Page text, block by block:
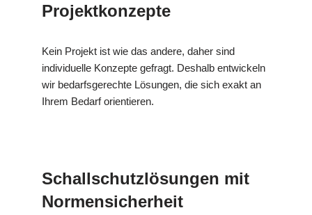
Projektkonzepte
Kein Projekt ist wie das andere, daher sind
individuelle Konzepte gefragt. Deshalb entwickeln
wir bedarfsgerechte Lösungen, die sich exakt an
Ihrem Bedarf orientieren.
Schallschutzlösungen mit
Normensicherheit